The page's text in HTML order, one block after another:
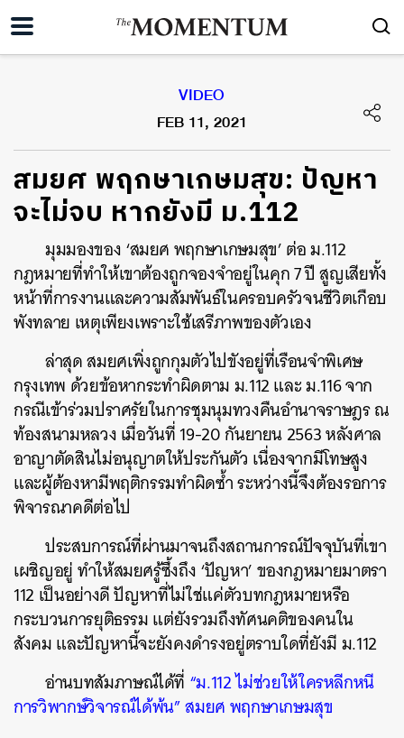
VIDEO
FEB 11, 2021
สมยศ พฤกษาเกษมสุข: ปัญหา
จะไม่จบ หากยังมี ม.112
มุมมองของ ‘สมยศ พฤกษาเกษมสุข’ ต่อ ม.112
กฎหมายที่ทำให้เขาต้องถูกจองจำอยู่ในคุก 7 ปี สูญเสียทั้ง
หน้าที่การงานและความสัมพันธ์ในครอบครัวจนชีวิตเกือบ
พังทลาย เหตุเพียงเพราะใช้เสรีภาพของตัวเอง
ล่าสุด สมยศเพิ่งถูกกุมตัวไปขังอยู่ที่เรือนจำพิเศษ
กรุงเทพ ด้วยข้อหากระทำผิดตาม ม.112 และ ม.116 จาก
กรณีเข้าร่วมปราศรัยในการชุมนุมทวงคืนอำนาจราษฎร ณ
ท้องสนามหลวง เมื่อวันที่ 19-20 กันยายน 2563 หลังศาล
อาญาตัดสินไม่อนุญาตให้ประกันตัว เนื่องจากมีโทษสูง
และผู้ต้องหามีพฤติกรรมทำผิดซ้ำ ระหว่างนี้จึงต้องรอการ
พิจารณาคดีต่อไป
ประสบการณ์ที่ผ่านมาจนถึงสถานการณ์ปัจจุบันที่เขา
เผชิญอยู่ ทำให้สมยศรู้ซึ้งถึง ‘ปัญหา’ ของกฎหมายมาตรา
112 เป็นอย่างดี ปัญหาที่ไม่ใช่แค่ตัวบทกฎหมายหรือ
กระบวนการยุติธรรม แต่ยังรวมถึงทัศนคติของคนใน
สังคม และปัญหานี้จะยังคงดำรงอยู่ตราบใดที่ยังมี ม.112
อ่านบทสัมภาษณ์ได้ที่ “ม.112 ไม่ช่วยให้ใครหลีกหนี
การวิพากษ์วิจารณ์ได้พ้น” สมยศ พฤกษาเกษมสุข